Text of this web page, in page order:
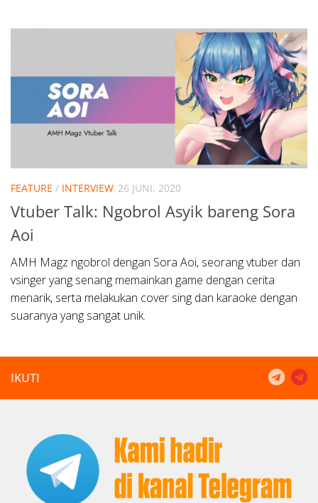
FEATURE / INTERVIEW 26 JUNI, 2020
Vtuber Talk: Ngobrol Asyik bareng Sora
Aoi
AMH Magz ngobrol dengan Sora Aoi, seorang vtuber dan
vsinger yang senang memainkan game dengan cerita
menarik, serta melakukan cover sing dan karaoke dengan
suaranya yang sangat unik.
IKUTI